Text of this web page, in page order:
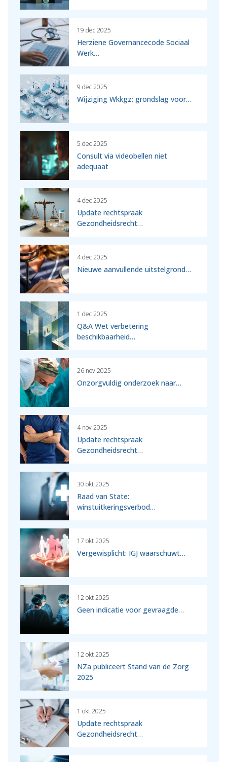
19 dec 2025
Herziene Governancecode Sociaal
Werk…
9 dec 2025
Wijziging Wkkgz: grondslag voor…
5 dec 2025
Consult via videobellen niet
adequaat
4 dec 2025
Update rechtspraak
Gezondheidsrecht…
4 dec 2025
Nieuwe aanvullende uitstelgrond…
1 dec 2025
Q&A Wet verbetering
beschikbaarheid…
26 nov 2025
Onzorgvuldig onderzoek naar…
4 nov 2025
Update rechtspraak
Gezondheidsrecht…
30 okt 2025
Raad van State:
winstuitkeringsverbod…
17 okt 2025
Vergewisplicht: IGJ waarschuwt…
12 okt 2025
Geen indicatie voor gevraagde…
12 okt 2025
NZa publiceert Stand van de Zorg
2025
1 okt 2025
Update rechtspraak
Gezondheidsrecht…